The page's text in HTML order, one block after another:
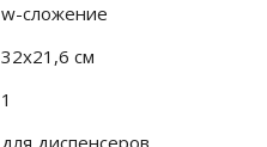
w-сложение
32х21,6 см
1
для диспенсеров